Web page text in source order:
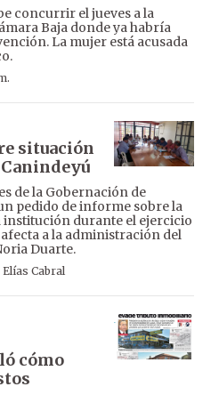
concurrir el jueves a la
Baja donde ya habría
La mujer está acusada
situación
de la Gobernación de
pedido de informe sobre la
durante el ejercicio
afecta a la administración del
Duarte.
Elías Cabral
cómo